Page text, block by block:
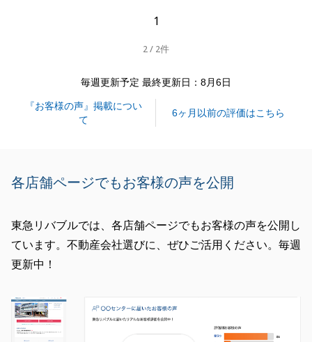
ろしくお願いいたします。
閉じる
1
2 / 2件
毎週更新予定 最終更新日：8月6日
『お客様の声』掲載につい
て
6ヶ月以前の評価はこちら
各店舗ページでもお客様の声を公開
東急リバブルでは、各店舗ページでもお客様の声を公開し
ています。不動産会社選びに、ぜひご活用ください。毎週
更新中！